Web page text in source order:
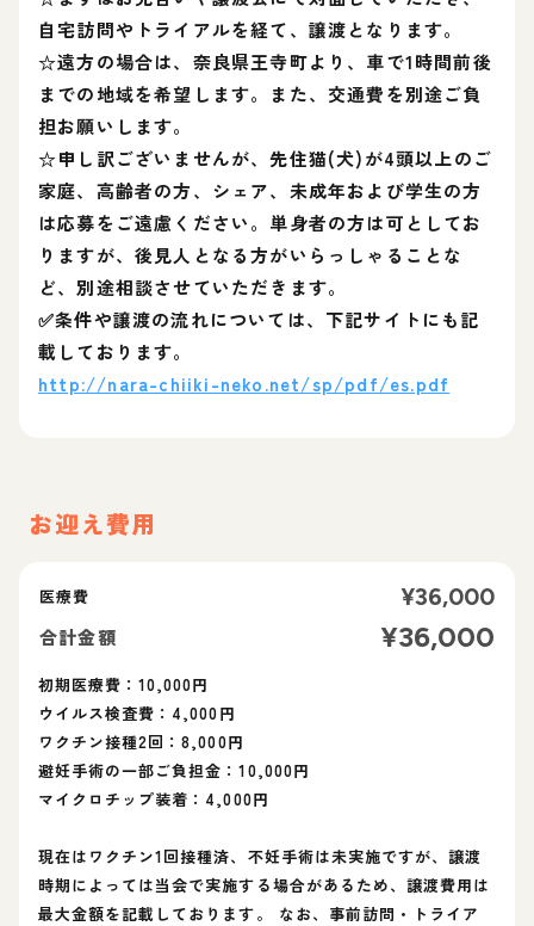
自宅訪問やトライアルを経て、譲渡となります。
☆遠方の場合は、奈良県王寺町より、車で1時間前後
までの地域を希望します。また、交通費を別途ご負
担お願いします。
☆申し訳ございませんが、先住猫(犬)が4頭以上のご
家庭、高齢者の方、シェア、未成年および学生の方
は応募をご遠慮ください。単身者の方は可としてお
りますが、後見人となる方がいらっしゃることな
ど、別途相談させていただきます。
✅条件や譲渡の流れについては、下記サイトにも記
載しております。
http://nara-chiiki-neko.net/sp/pdf/es.pdf
お迎え費用
医療費 ¥36,000
合計金額 ¥36,000
初期医療費：10,000円
ウイルス検査費：4,000円
ワクチン接種2回：8,000円
避妊手術の一部ご負担金：10,000円
マイクロチップ装着：4,000円
現在はワクチン1回接種済、不妊手術は未実施ですが、譲渡
時期によっては当会で実施する場合があるため、譲渡費用は
最大金額を記載しております。 なお、事前訪問・トライア